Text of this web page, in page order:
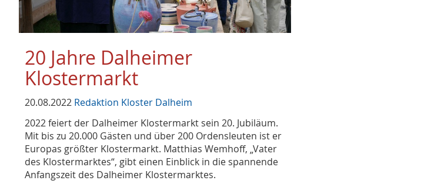
20 Jahre Dalheimer
Klostermarkt
20.08.2022 Redaktion Kloster Dalheim
2022 feiert der Dalheimer Klostermarkt sein 20. Jubiläum.
Mit bis zu 20.000 Gästen und über 200 Ordensleuten ist er
Europas größter Klostermarkt. Matthias Wemhoff, „Vater
des Klostermarktes“, gibt einen Einblick in die spannende
Anfangszeit des Dalheimer Klostermarktes.